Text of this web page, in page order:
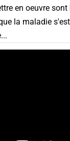
en oeuvre
la maladie